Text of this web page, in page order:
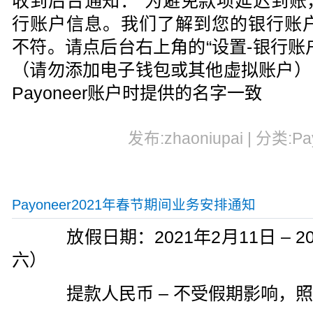
行账户信息。我们了解到您的银行账
不符。请点后台右上角的“设置-银行
（请勿添加电子钱包或其他虚拟账户
Payoneer账户时提供的名字一致
发布:zhaoniupai | 分类
Payoneer2021年春节期间业务安排通知
放假日期：2021年2月11日 –
六）
提款人民币 – 不受假期影响，照